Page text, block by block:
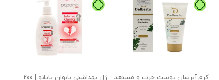
كرم آبرسان پوست چرب و مستعد
ژل بهداشتی بانوان پاپانو | 200